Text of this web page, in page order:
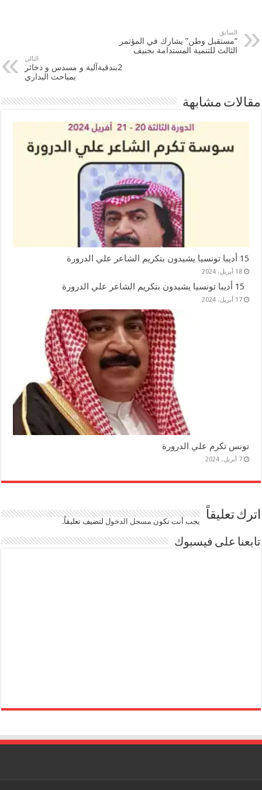
السابق
“مستقبل وطن” يشارك في المؤتمر
الثالث للتنمية المستدامة بجنيف
التالي
2بندقيةآلية و مسدس و ذخائر
بمباحث البداري
مقالات مشابهة
15 أديبا تونسيا يشيدون بتكريم الشاعر علي الدرورة
18 أبريل، 2024
17 أبريل، 2024
تونس تكرم علي الدرورة
7 أبريل، 2024
اترك تعليقاً يجب أنت تكون مسجل الدخوللتضيف تعليقاً.
تابعنا على فيسبوك